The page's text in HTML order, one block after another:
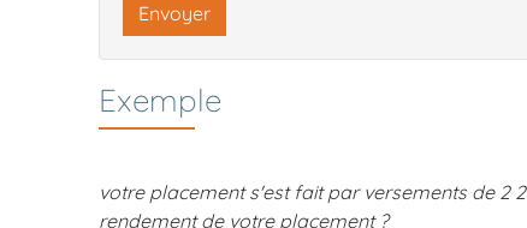
Envoyer
Exemple
votre placement s'est fait par versements de 2
rendement de votre placement ?